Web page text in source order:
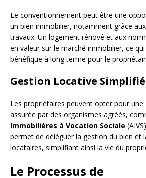
Le conventionnement peut être une
un bien immobilier, notamment grâce
travaux. Un logement rénové et aux
en valeur sur le marché immobilier, ce qui
bénéfique à long terme pour le
Gestion Locative
Les propriétaires peuvent opter pour
assurée par des organismes agréés,
Immobilières à Vocation Sociale
permet de déléguer la gestion du bien et
locataires, simplifiant ainsi la vie du
Le Processus de